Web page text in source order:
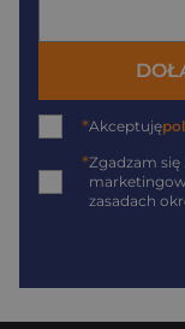
*Akceptuję
*Zgadzam
zasadach